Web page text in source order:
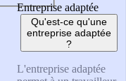
Entreprise adaptée
Qu'est-ce qu'une
entreprise adaptée
?
L'entreprise adaptée